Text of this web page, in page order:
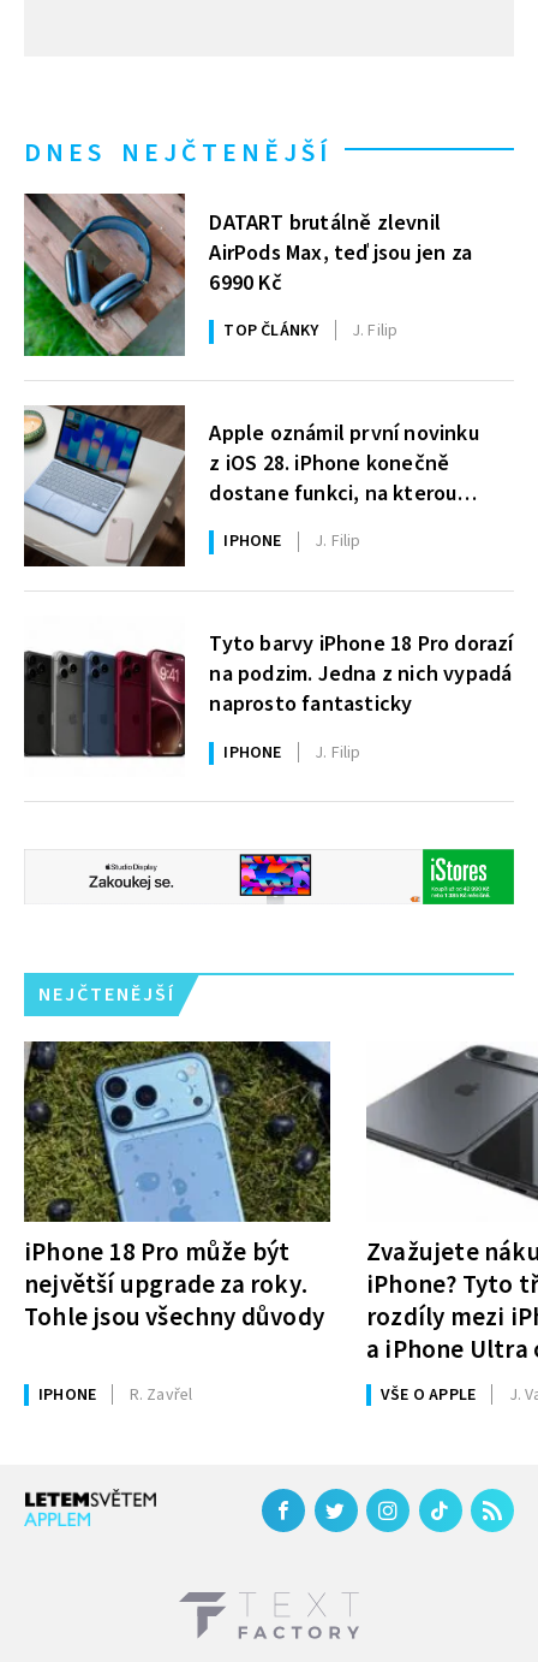
DNES NEJČTENĚJŠÍ
DATART brutálně zlevnil
AirPods Max, teď jsou jen za
6990 Kč
TOP ČLÁNKY J. Filip
Apple oznámil první novinku
z iOS 28. iPhone konečně
dostane funkci, na kterou
uživatelé Windows čekají roky
IPHONE J. Filip
Tyto barvy iPhone 18 Pro dorazí
na podzim. Jedna z nich vypadá
naprosto fantasticky
IPHONE J. Filip
NEJČTENĚJŠÍ
iPhone 18 Pro může být
největší upgrade za roky.
Tohle jsou všechny důvody
IPHONE R. Zavřel
Zvažujete
iPhone? Tyto
rozdíly mezi
a iPhone Ultra
rozhodnutí
VŠE O APPLE J.